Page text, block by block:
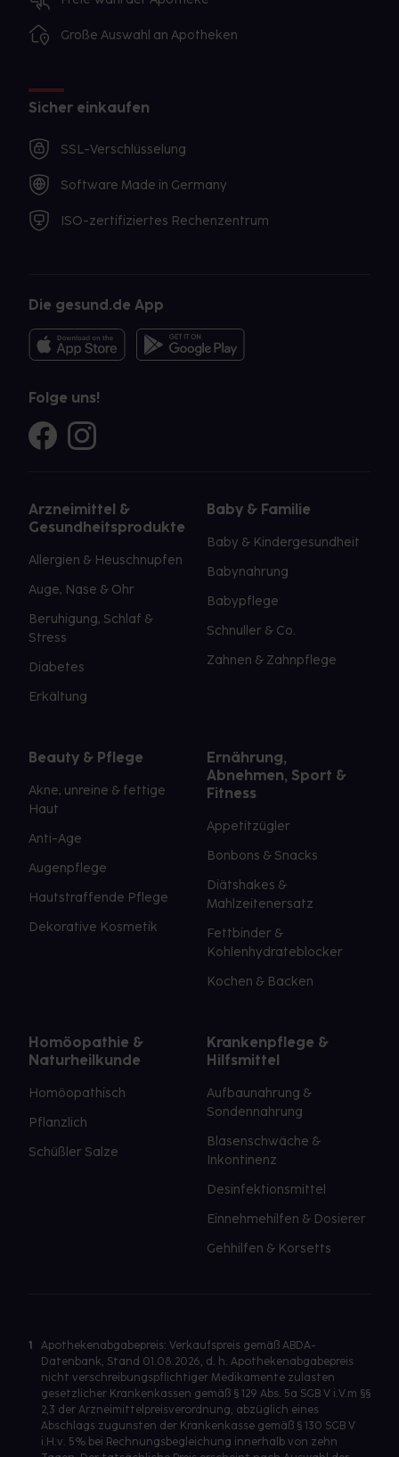
Große Auswahl an Apotheken
Sicher einkaufen
SSL-Verschlüsselung
Software Made in Germany
ISO-zertifiziertes Rechenzentrum
Die gesund.de App
Folge uns!
Arzneimittel &
Gesundheitsprodukte
Allergien & Heuschnupfen
Auge, Nase & Ohr
Beruhigung, Schlaf &
Stress
Diabetes
Erkältung
Baby & Familie
Baby & Kindergesundheit
Babynahrung
Babypflege
Schnuller & Co.
Zahnen & Zahnpflege
Beauty & Pflege
Akne, unreine & fettige
Haut
Anti-Age
Augenpflege
Hautstraffende Pflege
Dekorative Kosmetik
Ernährung,
Abnehmen, Sport &
Fitness
Appetitzügler
Bonbons & Snacks
Diätshakes &
Mahlzeitenersatz
Fettbinder &
Kohlenhydrateblocker
Kochen & Backen
Homöopathie &
Naturheilkunde
Homöopathisch
Pflanzlich
Schüßler Salze
Krankenpflege &
Hilfsmittel
Aufbaunahrung &
Sondennahrung
Blasenschwäche &
Inkontinenz
Desinfektionsmittel
Einnehmehilfen & Dosierer
Gehhilfen & Korsetts
1
Apothekenabgabepreis: Verkaufspreis gemäß ABDA-
Datenbank, Stand 01.08.2026, d. h. Apothekenabgabepreis
nicht verschreibungspflichtiger Medikamente zulasten
gesetzlicher Krankenkassen gemäß § 129 Abs. 5a SGB V i.V.m §§
2,3 der Arzneimittelpreisverordnung, abzüglich eines
Abschlags zugunsten der Krankenkasse gemäß § 130 SGB V
i.H.v. 5% bei Rechnungsbegleichung innerhalb von zehn